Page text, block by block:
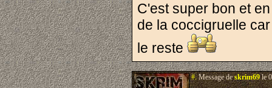
C'est super bon et
de la coccigruelle
le reste
#.Message deskrim69le